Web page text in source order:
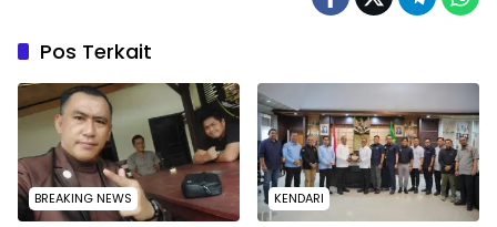
Pos Terkait
BREAKING NEWS KENDARI